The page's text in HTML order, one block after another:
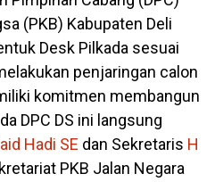
(PKB) Kabupaten Deli
Desk Pilkada sesuai
penjaringan calon
komitmen membangun
DPC DS ini langsung
Hadi SE dan Sekretaris H
PKB Jalan Negara